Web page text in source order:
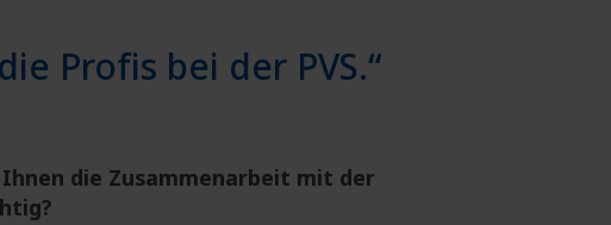
Profis bei der PVS.“
die Zusammenarbeit mit der